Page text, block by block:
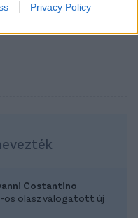
Privacy Policy
Costantino
os olasz válogatott új